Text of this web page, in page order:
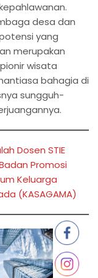
desa dan
yang
merupakan
wisata
bahagia di
sungguh-
Dosen STIE
Promosi
Keluarga
(KASAGAMA)